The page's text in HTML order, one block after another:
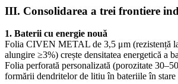
III. Consolidarea a trei frontiere
1. Baterii cu energie nouă
Folia CIVEN METAL de 3,5 μm (rezistență
alungire ≥3%) crește densitatea energetică a
Folia perforată personalizată (porozitate
formării dendritelor de litiu în bateriile în stare